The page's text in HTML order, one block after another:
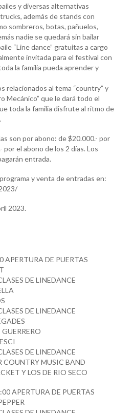
y diversas alternativas
además de stands con
sombreros, botas, pañuelos,
nadie se quedará sin bailar
“Line dance” gratuitas a cargo
invitada para el festival con
la familia pueda aprender y
relacionados al tema “country” y
Mecánico” que le dará todo el
toda la familia disfrute al ritmo de
son por abono: de $20.000.- por
por el abono de los 2 días. Los
entrada.
y venta de entradas en:
2023.
APERTURA DE PUERTAS
DE LINEDANCE
DE LINEDANCE
DE LINEDANCE
COUNTRY MUSIC BAND
Y LOS DE RIO SECO
APERTURA DE PUERTAS